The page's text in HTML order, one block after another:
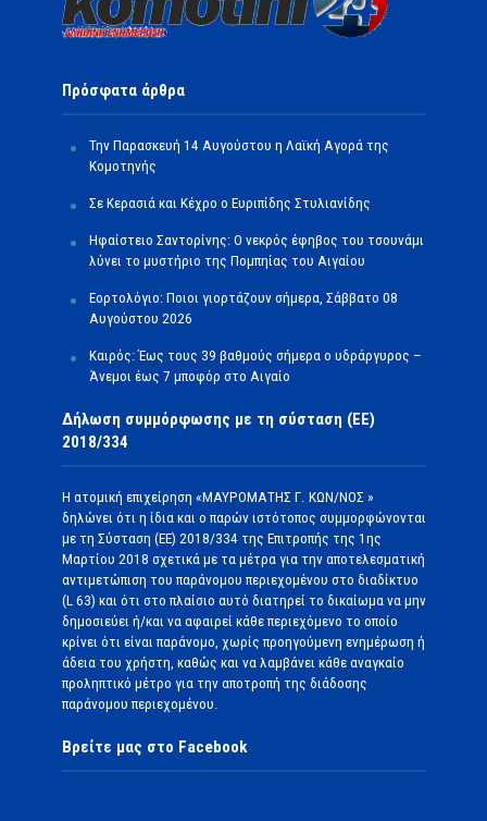
Πρόσφατα άρθρα
Την Παρασκευή 14 Αυγούστου η Λαϊκή Αγορά της
Κομοτηνής
Σε Κερασιά και Κέχρο ο Ευριπίδης Στυλιανίδης
Ηφαίστειο Σαντορίνης: Ο νεκρός έφηβος του τσουνάμι
λύνει το μυστήριο της Πομπηίας του Αιγαίου
Εορτολόγιο: Ποιοι γιορτάζουν σήμερα, Σάββατο 08
Αυγούστου 2026
Καιρός: Έως τους 39 βαθμούς σήμερα ο υδράργυρος –
Άνεμοι έως 7 μποφόρ στο Αιγαίο
Δήλωση συμμόρφωσης με τη σύσταση (ΕΕ)
2018/334
Η ατομική επιχείρηση «ΜΑΥΡΟΜΑΤΗΣ Γ. ΚΩΝ/ΝΟΣ »
δηλώνει ότι η ίδια και ο παρών ιστότοπος συμμορφώνονται
με τη Σύσταση (ΕΕ) 2018/334 της Επιτροπής της 1ης
Μαρτίου 2018 σχετικά με τα μέτρα για την αποτελεσματική
αντιμετώπιση του παράνομου περιεχομένου στο διαδίκτυο
(L 63) και ότι στο πλαίσιο αυτό διατηρεί το δικαίωμα να μην
δημοσιεύει ή/και να αφαιρεί κάθε περιεχόμενο το οποίο
κρίνει ότι είναι παράνομο, χωρίς προηγούμενη ενημέρωση ή
άδεια του χρήστη, καθώς και να λαμβάνει κάθε αναγκαίο
προληπτικό μέτρο για την αποτροπή της διάδοσης
παράνομου περιεχομένου.
Βρείτε μας στο Facebook